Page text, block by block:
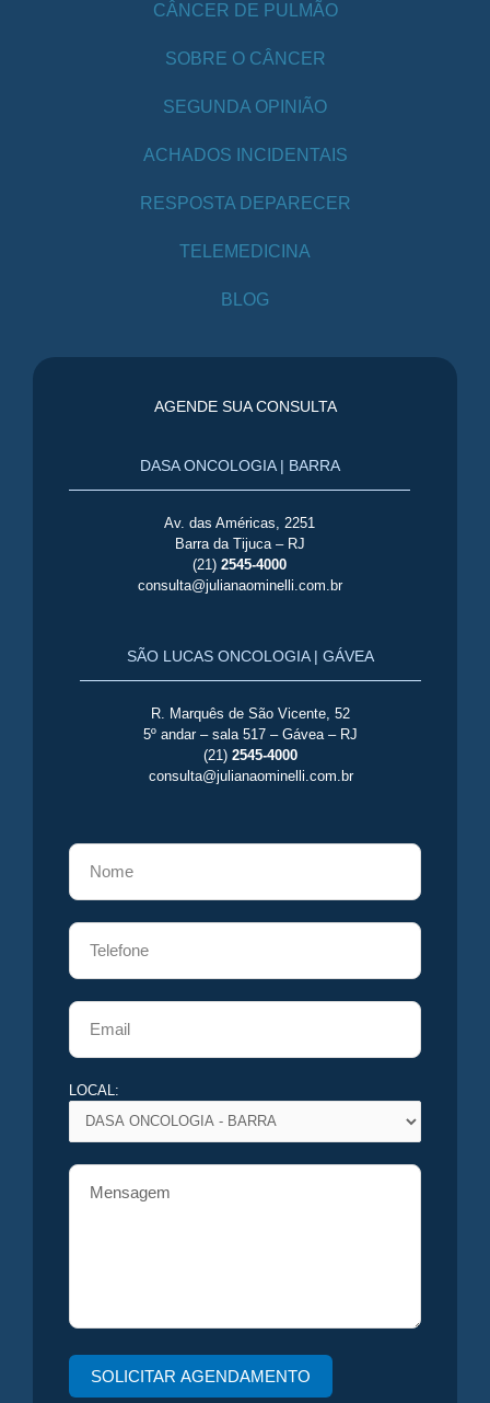
CÂNCER DE PULMÃO
SOBRE O CÂNCER
SEGUNDA OPINIÃO
ACHADOS INCIDENTAIS
RESPOSTA DEPARECER
TELEMEDICINA
BLOG
AGENDE SUA CONSULTA
DASA ONCOLOGIA | BARRA
Av. das Américas, 2251
Barra da Tijuca – RJ
(21) 2545-4000
consulta@julianaominelli.com.br
SÃO LUCAS ONCOLOGIA | GÁVEA
R. Marquês de São Vicente, 52
5º andar – sala 517 – Gávea – RJ
(21) 2545-4000
consulta@julianaominelli.com.br
LOCAL: